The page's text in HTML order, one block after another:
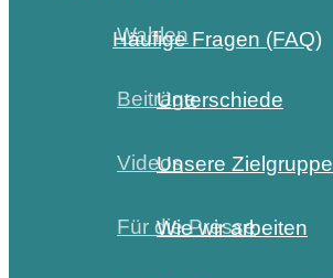
Wahlen
Beiträge
Videos
Für die Presse
Häufige Fragen (FAQ)
Unterschiede
Unsere Zielgruppe
Wie wir arbeiten